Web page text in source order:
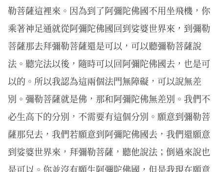
勒菩薩這裡來。因為到了阿彌陀佛國不用坐飛機，你
乘著神足通就從阿彌陀佛國回到娑婆世界來，到彌勒
菩薩那去拜彌勒菩薩還是可以，可以聽彌勒菩薩說
法。聽完法以後，隨時可以回阿彌陀佛國去，也是可
以的。所以我認為這兩個法門無障礙，可以說無差
別。彌勒菩薩就是佛，那和阿彌陀佛無差別。我們不
必生高下的分別，不需要有這個分別。願意到彌勒菩
薩那兒去，我們若願意到阿彌陀佛國去，我們還願意
到娑婆世界來，拜彌勒菩薩，聽他說法；倒過來說也
是可以。你並沒有願生阿彌陀佛國，但是我現在願意